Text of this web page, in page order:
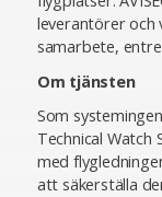
leverantörer och
samarbete,
Om tjänsten
Som
Technical Watch
med
att säkerställa